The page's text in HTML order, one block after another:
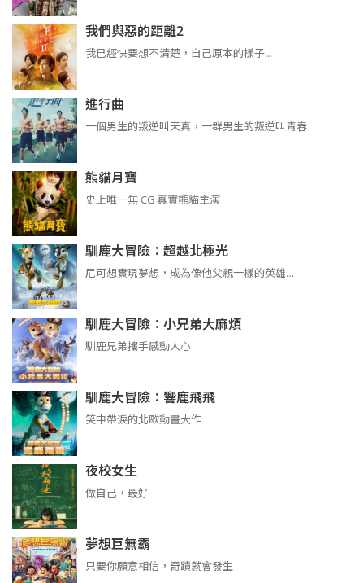
我們與惡的距離2
我已經快要想不清楚，自己原本的樣子...
進行曲
​​​一個男生的叛逆叫天真，一群男生的叛逆叫青春
熊貓月寶
史上唯一無 CG 真實熊貓主演
馴鹿大冒險：超越北極光
尼可想實現夢想，成為像他父親一樣的英雄…
馴鹿大冒險：小兄弟大麻煩
馴鹿兄弟攜手感動人心
馴鹿大冒險：響鹿飛飛
笑中帶淚的北歐動畫大作
夜校女生
做自己，最好
夢想巨無霸
只要你願意相信，奇蹟就會發生